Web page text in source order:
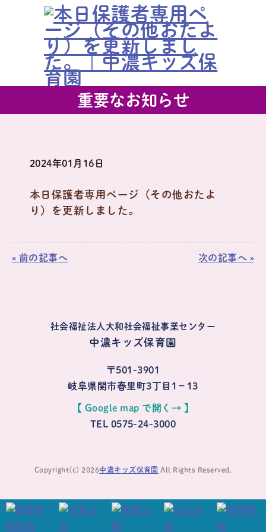
重要なお知らせ
2024年01月16日
本日保護者専用ページ（その他おたよ
り）を更新しました。
« 前の記事へ 次の記事へ »
社会福祉法人大和社会福祉事業センター
中濃キッズ保育園
〒501-3901
岐阜県関市春里町3丁目1−13
【 Google map で開く→ 】
TEL 0575-24-3000
Copyright(c) 2026中濃キッズ保育園 All Rights Reserved.